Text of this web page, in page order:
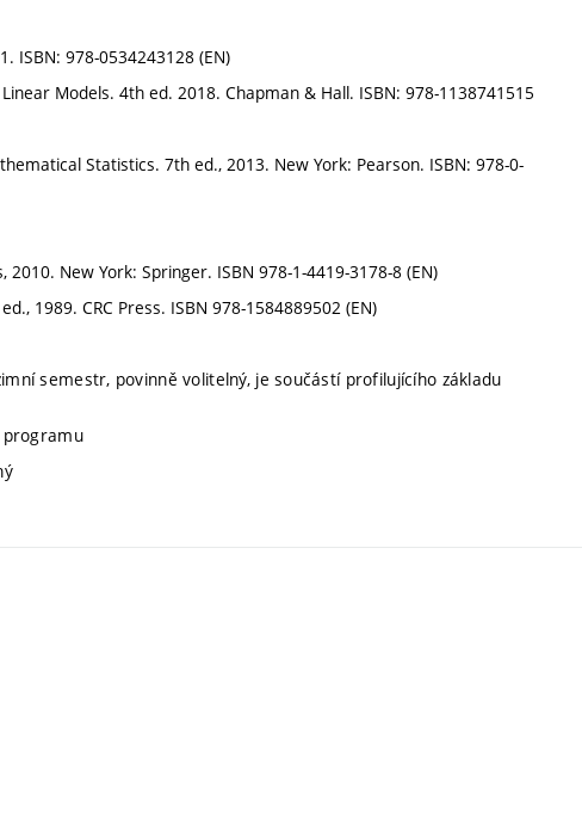
ISBN: 978-0534243128 (EN)
Models. 4th ed. 2018. Chapman & Hall. ISBN: 978-1138741515
Statistics. 7th ed., 2013. New York: Pearson. ISBN: 978-0-
2010. New York: Springer. ISBN 978-1-4419-3178-8 (EN)
1989. CRC Press. ISBN 978-1584889502 (EN)
semestr, povinně volitelný, je součástí profilujícího základu
programu